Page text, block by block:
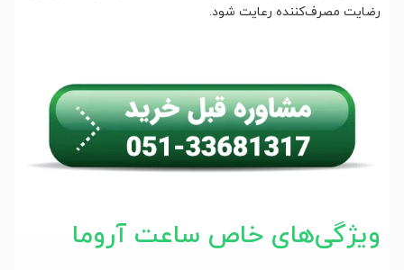
رضایت مصرف‌کننده رعایت شود.
ویژگی‌های خاص ساعت آروما